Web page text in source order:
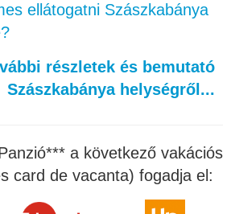
ellátogatni Szászkabánya
részletek és bemutató
Szászkabánya helységről...
a következő vakációs
card de vacanta) fogadja el: